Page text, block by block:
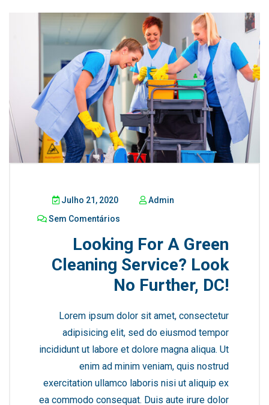
Julho 21, 2020
Admin
Sem Comentários
Looking For A Green
Cleaning Service? Look
No Further, DC!
Lorem ipsum dolor sit amet, consectetur
adipisicing elit, sed do eiusmod tempor
incididunt ut labore et dolore magna aliqua. Ut
enim ad minim veniam, quis nostrud
exercitation ullamco laboris nisi ut aliquip ex
ea commodo consequat. Duis aute irure dolor